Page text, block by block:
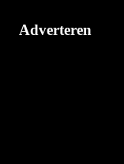
Adverteren